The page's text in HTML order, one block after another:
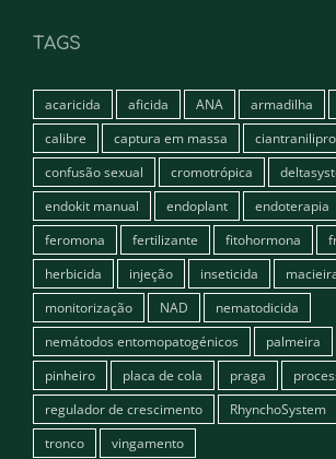
TAGS
acaricida aficida ANA armadilha
calibre
captura em massa
confusão sexual
cromotrópica
endokit manual
endoplant endoterapia
feromona
fertilizante fitohormona
herbicida
injeção inseticida
monitorização
NAD
nematodicida
nemátodos entomopatogénicos
palmeira
pinheiro
placa de cola praga
regulador de crescimento
RhynchoSystem
tronco
vingamento